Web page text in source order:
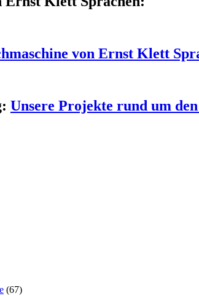
von Ernst Klett
Unsere Projekte rund um
(67)